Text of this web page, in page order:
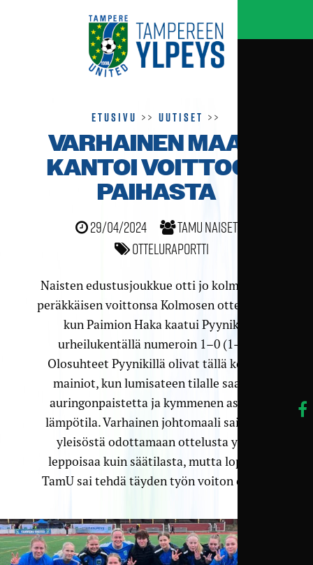
Etusivu >>Uutiset >>
VARHAINEN MAALI
KANTOI VOITTOON
PAIHASTA
29/04/2024
TamU naiset
Otteluraportti
Naisten edustusjoukkue otti jo kolmannen
peräkkäisen voittonsa Kolmosen otteluissa,
kun Paimion Haka kaatui Pyynikin
urheilukentällä numeroin 1–0 (1–0).
Olosuhteet Pyynikillä olivat tällä kertaa
mainiot, kun lumisateen tilalle saatiin
auringonpaistetta ja kymmenen asteen
lämpötila. Varhainen johtomaali sai osan
yleisöstä odottamaan ottelusta yhtä
leppoisaa kuin säätilasta, mutta lopulta
TamU sai tehdä täyden työn voiton eteen.